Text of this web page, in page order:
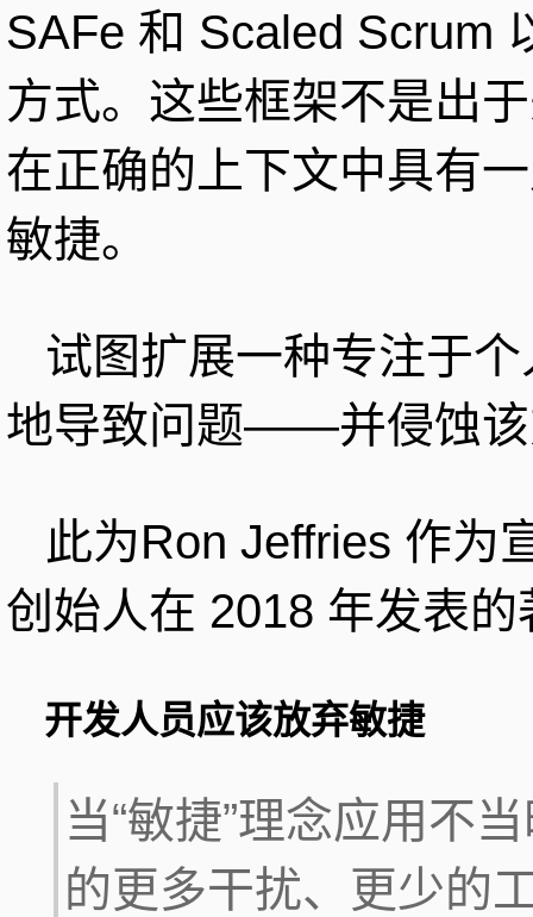
SAFe 和 Scaled Scrum
方式。这些框架不是出
在正确的上下文中具有
敏捷。
试图扩展一种专注于
地导致问题——并侵蚀该
此为Ron Jeffries 作为
创始人在 2018 年发表
开发人员应该放弃敏捷
当“敏捷”理念应用不
的更多干扰、更少的